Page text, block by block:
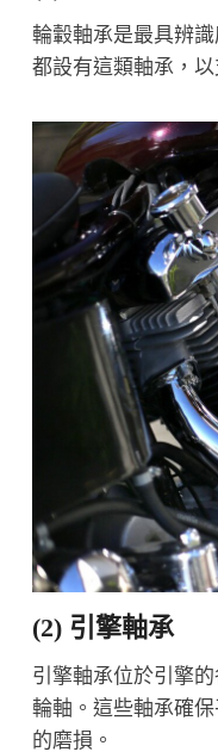
輪轂軸承是最具辨
都設有這類軸承，
(2) 引擎軸承
引擎軸承位於引擎
輪軸。這些軸承確
的磨損。